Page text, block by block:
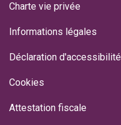
Charte vie privée
Informations légales
Déclaration d'accessibilité
Cookies
Attestation fiscale